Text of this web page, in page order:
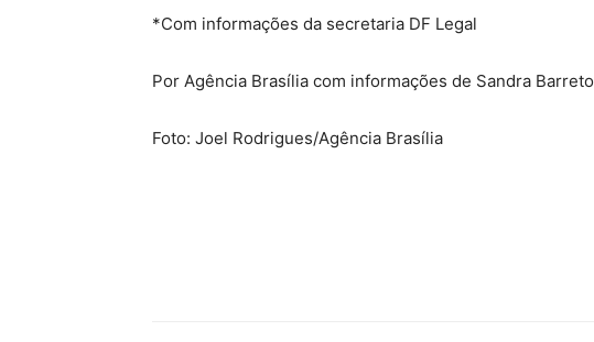
*Com informações da secretaria DF Legal
Por Agência Brasília com informações de Sandra Barreto
Foto: Joel Rodrigues/Agência Brasília